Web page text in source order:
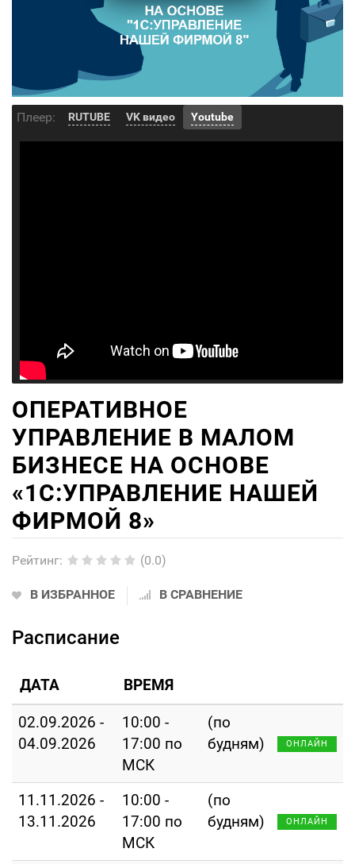
Плеер: RUTUBE VK видео Youtube
ОПЕРАТИВНОЕ
УПРАВЛЕНИЕ В МАЛОМ
БИЗНЕСЕ НА ОСНОВЕ
«1С:УПРАВЛЕНИЕ НАШЕЙ
ФИРМОЙ 8»
Рейтинг: (0.0)
В ИЗБРАННОЕ В СРАВНЕНИЕ
Расписание
ДАТА ВРЕМЯ
02.09.2026 -
04.09.2026
10:00 -
17:00 по
МСК
(по
будням)
ОНЛАЙН
11.11.2026 -
13.11.2026
10:00 -
17:00 по
МСК
(по
будням)
ОНЛАЙН